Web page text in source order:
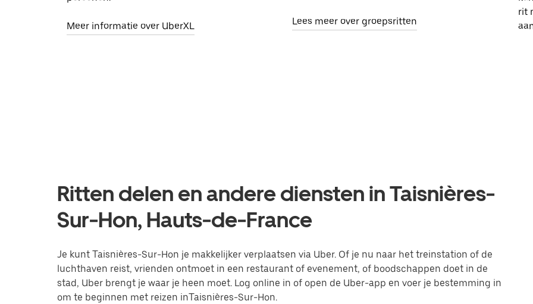
Meer informatie over UberXL Lees meer over groepsritten
rit
Ritten delen en andere diensten in Taisnières-
Sur-Hon, Hauts-de-France
Je kunt Taisnières-Sur-Hon je makkelijker verplaatsen via Uber. Of je nu naar het treinstation of de
luchthaven reist, vrienden ontmoet in een restaurant of evenement, of boodschappen doet in de
stad, Uber brengt je waar je heen moet. Log online in of open de Uber-app en voer je bestemming in
om te beginnen met reizen inTaisnières-Sur-Hon.